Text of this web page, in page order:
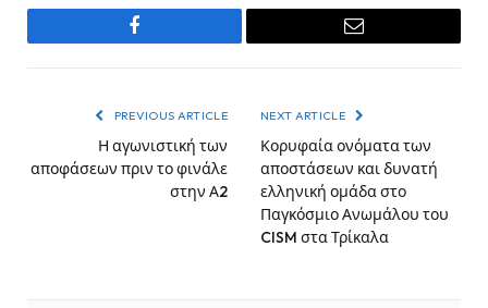
Facebook Email
PREVIOUS ARTICLE
Η αγωνιστική των
αποφάσεων πριν το φινάλε
στην Α2
NEXT ARTICLE
Κορυφαία ονόματα των
αποστάσεων και δυνατή
ελληνική ομάδα στο
Παγκόσμιο Ανωμάλου του
CISM στα Τρίκαλα